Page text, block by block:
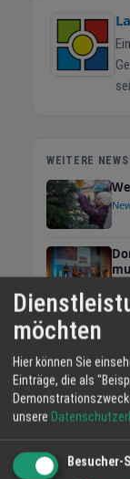
WEITERE NEWS
News
möchten
Hier können Sie
Einträge, die als
unsere